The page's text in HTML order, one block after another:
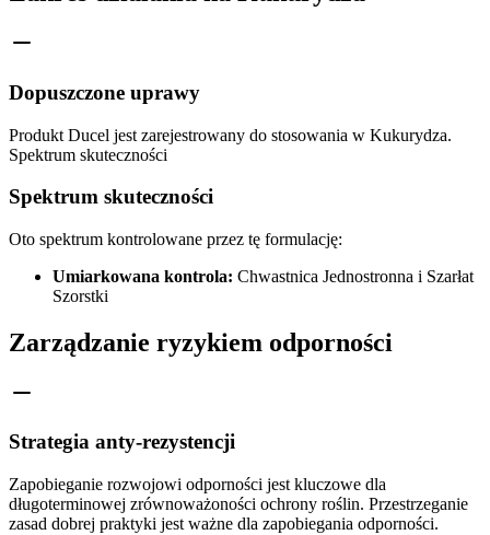
Dopuszczone uprawy
Produkt Ducel jest zarejestrowany do stosowania w Kukurydza.
Spektrum skuteczności
Spektrum skuteczności
Oto spektrum kontrolowane przez tę formulację:
Umiarkowana kontrola: Chwastnica Jednostronna i Szarłat
Szorstki
Zarządzanie ryzykiem odporności
Strategia anty-rezystencji
Zapobieganie rozwojowi odporności jest kluczowe dla
długoterminowej zrównoważoności ochrony roślin. Przestrzeganie
zasad dobrej praktyki jest ważne dla zapobiegania odporności.